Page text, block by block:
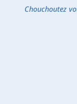
Chouchoutez